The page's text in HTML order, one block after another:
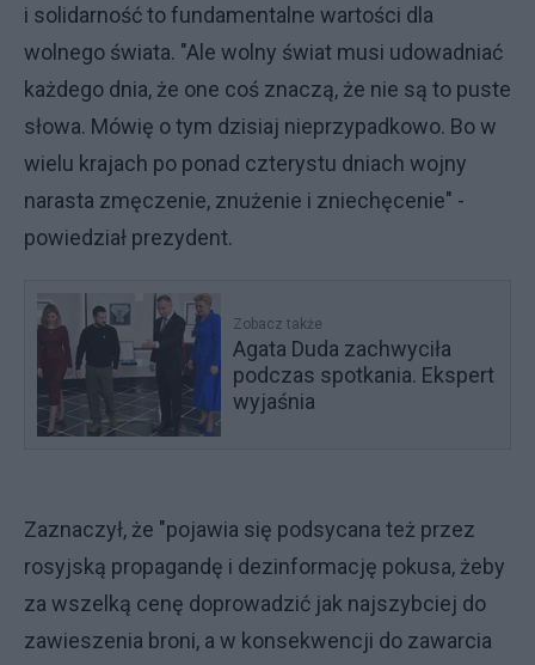
i solidarność to fundamentalne wartości dla
wolnego świata. "Ale wolny świat musi udowadniać
każdego dnia, że one coś znaczą, że nie są to puste
słowa. Mówię o tym dzisiaj nieprzypadkowo. Bo w
wielu krajach po ponad czterystu dniach wojny
narasta zmęczenie, znużenie i zniechęcenie" -
powiedział prezydent.
Zobacz także
Agata Duda zachwyciła
podczas spotkania. Ekspert
wyjaśnia
Zaznaczył, że "pojawia się podsycana też przez
rosyjską propagandę i dezinformację pokusa, żeby
za wszelką cenę doprowadzić jak najszybciej do
zawieszenia broni, a w konsekwencji do zawarcia